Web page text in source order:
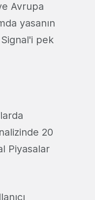
Avrupa
yasanın
pek
20
Piyasalar